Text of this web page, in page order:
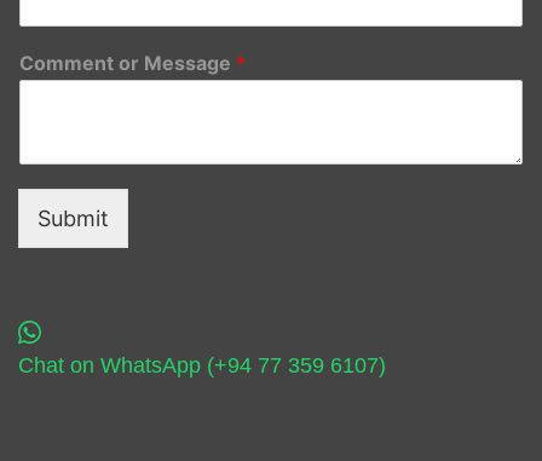
Comment or Message *
Submit
Chat on WhatsApp (+94 77 359 6107)